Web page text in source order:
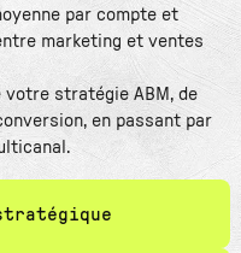
par compte et
marketing et ventes
votre stratégie ABM, de
en passant par